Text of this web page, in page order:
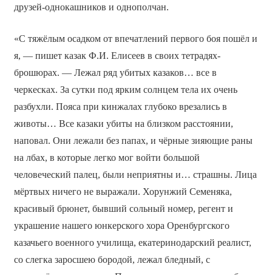
друзей-однокашников и однополчан.
«С тяжёлым осадком от впечатлений первого боя пошёл и
я, — пишет казак Ф.И. Елисеев в своих тетрадях-
брошюрах. — Лежал ряд убитых казаков… все в
черкесках. За сутки под ярким солнцем тела их очень
разбухли. Пояса при кинжалах глубоко врезались в
животы… Все казаки убиты на близком расстоянии,
наповал. Они лежали без папах, и чёрные зияющие раны
на лбах, в которые легко мог войти большой
человеческий палец, были неприятны и… страшны. Лица
мёртвых ничего не выражали. Хорунжий Семеняка,
красивый брюнет, бывший сольный номер, регент и
украшение нашего юнкерского хора Оренбургского
казачьего военного училища, екатеринодарский реалист,
со слегка заросшею бородой, лежал бледный, с